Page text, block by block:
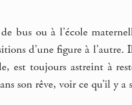
bus ou à l’école
d’une figure à l’autre.
est toujours astreint à
son rêve, voir ce qu’il y a